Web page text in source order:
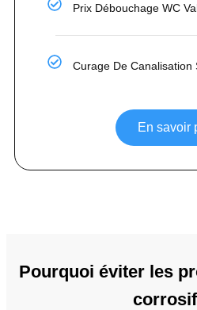
Prix Débouchage WC
Curage De Canalisation
En savoir
Pourquoi éviter les